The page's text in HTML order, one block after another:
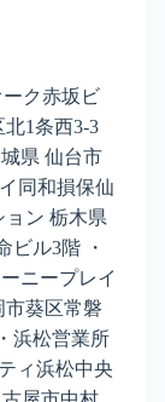
ク赤坂ビ
1条西3-3
県 仙台市
同和損保仙
ョン 栃木県
ル3階 ・
ニープレイ
市葵区常磐
浜松営業所
ィ浜松中央